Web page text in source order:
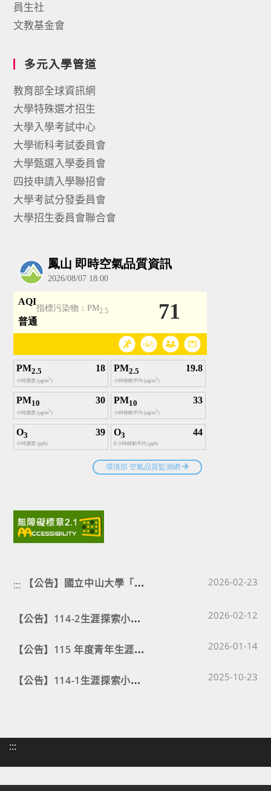
員生社
文教基金會
多元入學管道
教育部全球資訊網
大學特殊選才招生
大學入學考試中心
大學術科考試委員會
大學甄選入學委員會
四技申請入學聯招會
大學考試分發委員會
大學招生委員會聯合會
::: 【
公告】國立中山大學「全地圖解鎖」線上校園探索活動 Post published:
2026-02-23
【
公告】114-2生涯探索小學堂-認識大學18+1學群：2-3月場次 Post published:
2026-02-12
【
公告】115 年度青年生涯領航計畫 Post published:
2026-01-14
【
公告】114-1生涯探索小學堂-認識大學18+1學群 Post published:
2025-10-23
:::